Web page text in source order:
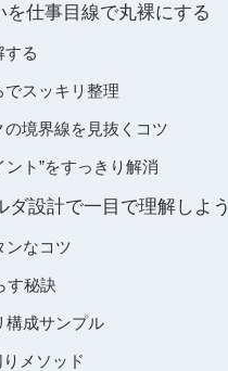
仕事目線で丸裸にする
する
スッキリ整理
境界線を見抜くコツ
ト”をすっきり解消
設計で一目で理解しよう
ンなコツ
す秘訣
構成サンプル
メソッド